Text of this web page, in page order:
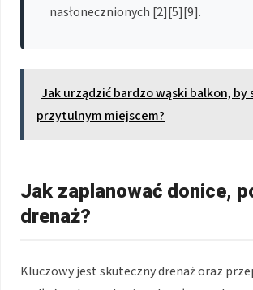
nasłonecznionych [2][5][9].
Jak urządzić bardzo wąski balkon, by
przytulnym miejscem?
Jak zaplanować donice,
drenaż?
Kluczowy jest skuteczny drenaż oraz